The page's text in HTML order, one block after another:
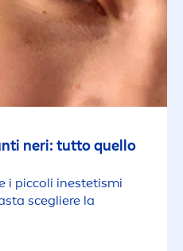
neri: tutto quello
i piccoli inestetismi
scegliere la